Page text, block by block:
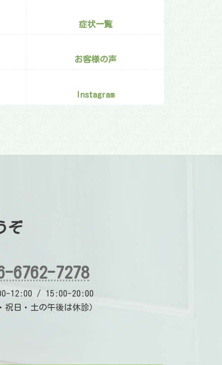
症状一覧
お客様の声
Instagram
ぞ
6762-7278
12:00 / 15:00-20:00
祝日・土の午後は休診）